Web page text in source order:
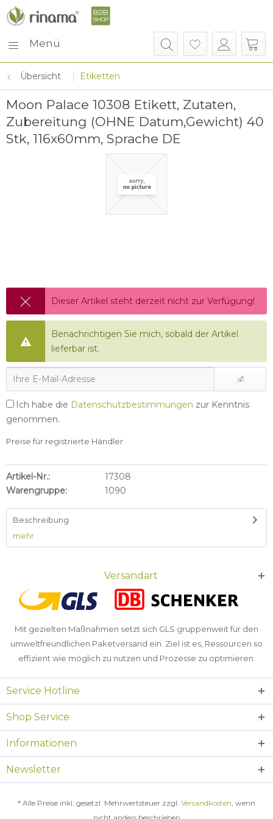
Menü
Übersicht Etiketten
Moon Palace 10308 Etikett, Zutaten,
Zubereitung (OHNE Datum,Gewicht) 40
Stk, 116x60mm, Sprache DE
Dieser Artikel steht derzeit nicht zur Verfügung!
Benachrichtigen Sie mich, sobald der Artikel
lieferbar ist.
Ich habe die Datenschutzbestimmungen zur Kenntnis
genommen.
Preise für registrierte Händler
Artikel-Nr.:
17308
Warengruppe:
1090
Beschreibung
mehr
Versandart
Mit gezielten Maßnahmen setzt sich GLS gruppenweit für den
umweltfreundlichen Paketversand ein. Ziel ist es, Ressourcen so
effizient wie möglich zu nutzen und Prozesse zu optimieren.
Service Hotline
Shop Service
Informationen
Newsletter
* Alle Preise inkl. gesetzl. Mehrwertsteuer zzgl. Versandkosten, wenn